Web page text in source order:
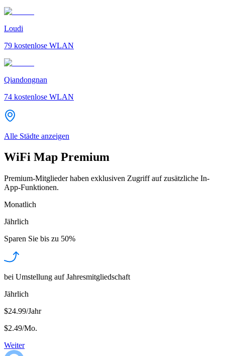
Loudi
79 kostenlose WLAN
Qiandongnan
74 kostenlose WLAN
Alle Städte anzeigen
WiFi Map Premium
Premium-Mitglieder haben exklusiven Zugriff auf zusätzliche In-
App-Funktionen.
Monatlich
Jährlich
Sparen Sie bis zu 50%
bei Umstellung auf Jahresmitgliedschaft
Jährlich
$24.99/Jahr
$2.49/Mo.
Weiter